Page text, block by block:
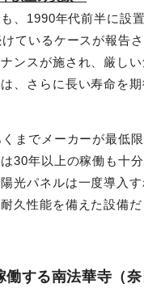
、1990年代前半に設
ているケースが報告
ンスが施され、厳し
、さらに長い寿命を
くまでメーカーが最低
30年以上の稼働も十
光パネルは一度導入
久性能を備えた設備だ
する南法華寺（奈